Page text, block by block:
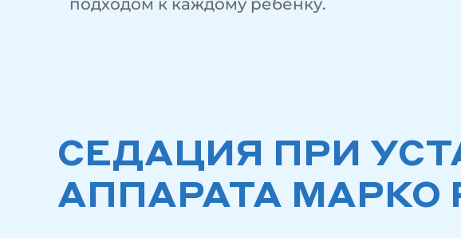
подходом к каждому ребёнку.
СЕДАЦИЯ ПРИ
АППАРАТА МАРКО